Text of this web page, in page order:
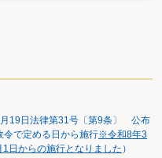
断基準を①「支出の相手方」
業関係者等との間の親睦の度を
③「行為の形態」（接待､供応､慰
とし、控訴人の主張に即して検
いとして､「交際費等」への該
月19日法律第31号〔第9条〕 公布
令で定める日から施行※令和8年3
日からの施行となりました ）